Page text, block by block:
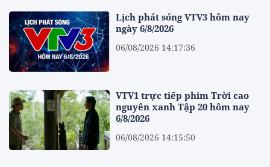
Lịch phát sóng VTV3 hôm nay
ngày 6/8/2026
06/08/2026 14:17:36
VTV1 trực tiếp phim Trời cao
nguyên xanh Tập 20 hôm nay
6/8/2026
06/08/2026 14:15:50